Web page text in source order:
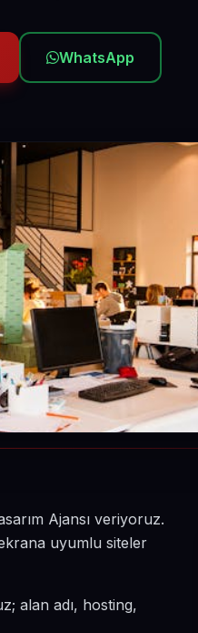
WhatsApp
Ajansı veriyoruz.
uyumlu siteler
alan adı, hosting,